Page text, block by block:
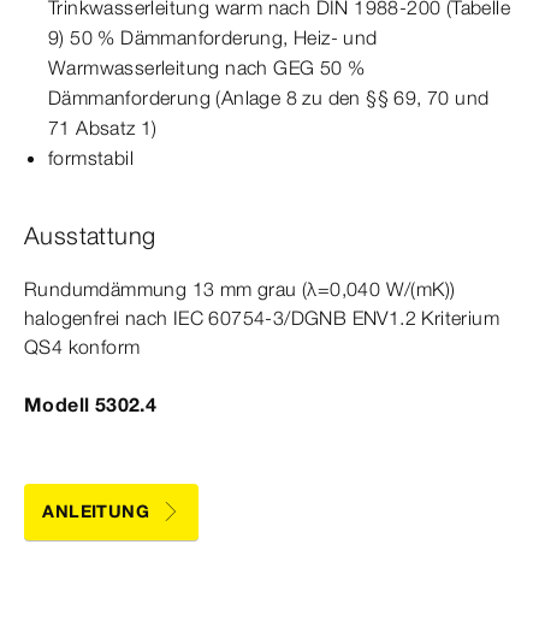
Trink­wasserleitung warm nach DIN 1988‑200 (Tabelle
9) 50 % Dämmanforderung, Heiz- und
Warmwasserleitung nach GEG 50 %
Dämmanforderung (Anlage 8 zu den §§ 69, 70 und
71 Absatz 1)
formstabil
Ausstattung
Rundum­dämmung 13 mm grau (λ=0,040 W/(mK))
halogenfrei nach IEC 60754‑3/DGNB ENV1.2 Kriterium
QS4 konform
Modell 5302.4
ANLEITUNG